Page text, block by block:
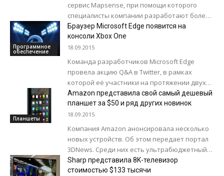
сервис Mapsense, при помощи которого
специалисты компании разработают более
наглядный вид для карт. В сообщении на
официальном сайте Apple говорится, что...
Программное
обеспечение
Браузер Microsoft Edge появится на
консоли Xbox One
18.09.2015
Команда разработчиков Microsoft Edge
провела акцию Q&A в Twitter, в рамках
которой её участники на протяжении двух
часов отвечали на вопросы пользователей.
Многие спрашивали...
Планшеты
Amazon представила свой самый дешевый
планшет за $50 и ряд других новинок
18.09.2015
Компания Amazon анонсировала несколько
новых устройств. Об этом передает портал
3DNews. Среди них есть ультрабюджетный
планшет, но не оказалось смартфона, что
косвенно подтверждает слухи...
Sharp представила 8K-телевизор
стоимостью $133 тысячи